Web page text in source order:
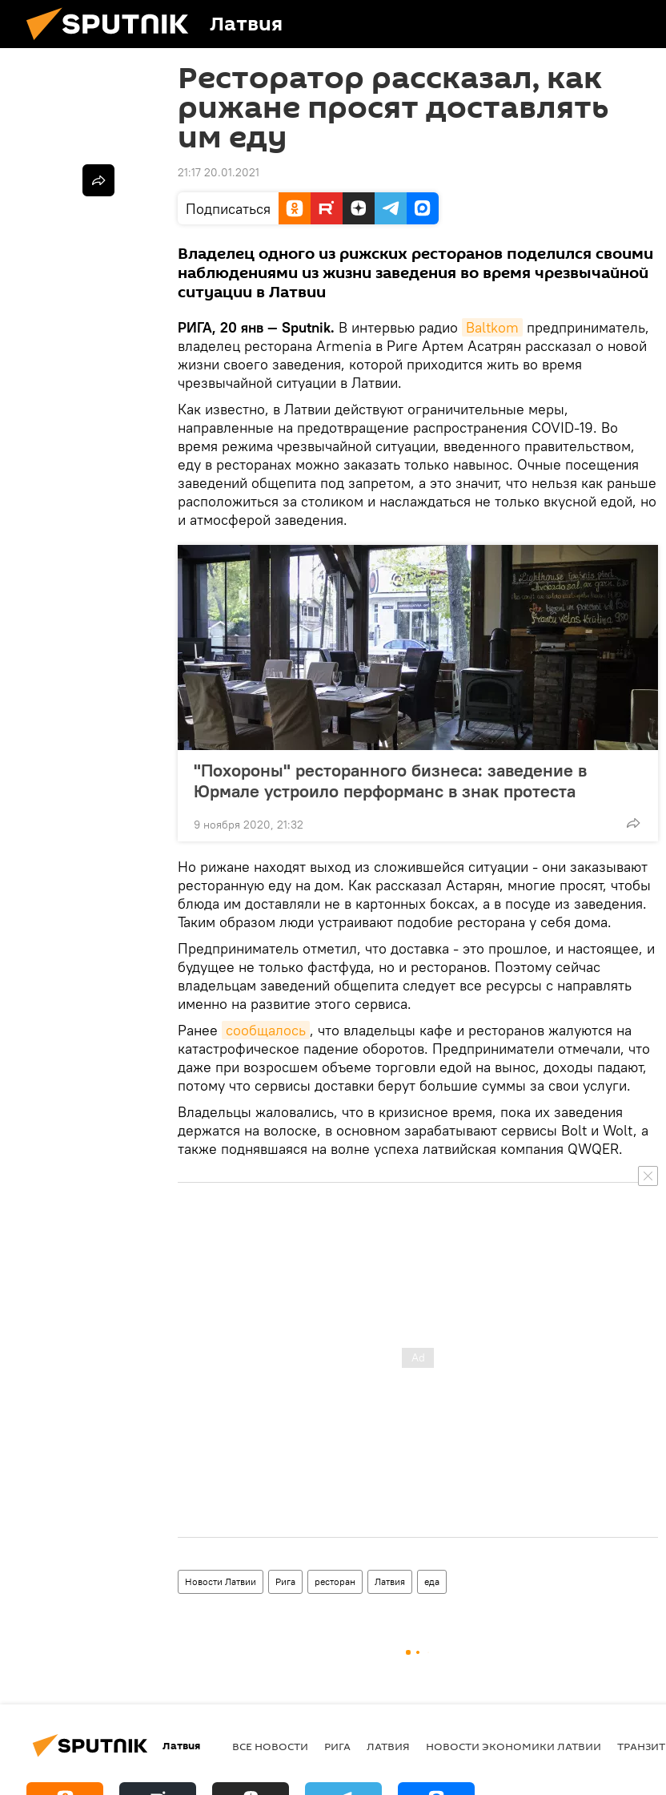
Латвия
Ресторатор рассказал, как
рижане просят доставлять
им еду
21:17 20.01.2021
Подписаться
Владелец одного из рижских ресторанов поделился своими
наблюдениями из жизни заведения во время чрезвычайной
ситуации в Латвии
РИГА, 20 янв — Sputnik. В интервью радио Baltkom предприниматель,
владелец ресторана Armenia в Риге Артем Асатрян рассказал о новой
жизни своего заведения, которой приходится жить во время
чрезвычайной ситуации в Латвии.
Как известно, в Латвии действуют ограничительные меры,
направленные на предотвращение распространения COVID-19. Во
время режима чрезвычайной ситуации, введенного правительством,
еду в ресторанах можно заказать только навынос. Очные посещения
заведений общепита под запретом, а это значит, что нельзя как раньше
расположиться за столиком и наслаждаться не только вкусной едой, но
и атмосферой заведения.
"Похороны" ресторанного бизнеса: заведение в
Юрмале устроило перформанс в знак протеста
9 ноября 2020, 21:32
Но рижане находят выход из сложившейся ситуации - они заказывают
ресторанную еду на дом. Как рассказал Астарян, многие просят, чтобы
блюда им доставляли не в картонных боксах, а в посуде из заведения.
Таким образом люди устраивают подобие ресторана у себя дома.
Предприниматель отметил, что доставка - это прошлое, и настоящее, и
будущее не только фастфуда, но и ресторанов. Поэтому сейчас
владельцам заведений общепита следует все ресурсы с направлять
именно на развитие этого сервиса.
Ранее сообщалось , что владельцы кафе и ресторанов жалуются на
катастрофическое падение оборотов. Предприниматели отмечали, что
даже при возросшем объеме торговли едой на вынос, доходы падают,
потому что сервисы доставки берут большие суммы за свои услуги.
Владельцы жаловались, что в кризисное время, пока их заведения
держатся на волоске, в основном зарабатывают сервисы Bolt и Wolt, а
также поднявшаяся на волне успеха латвийская компания QWQER.
Новости Латвии Рига ресторан Латвия еда
Латвия ВСЕ НОВОСТИ РИГА ЛАТВИЯ НОВОСТИ ЭКОНОМИКИ ЛАТВИИ ТРАНЗИТ